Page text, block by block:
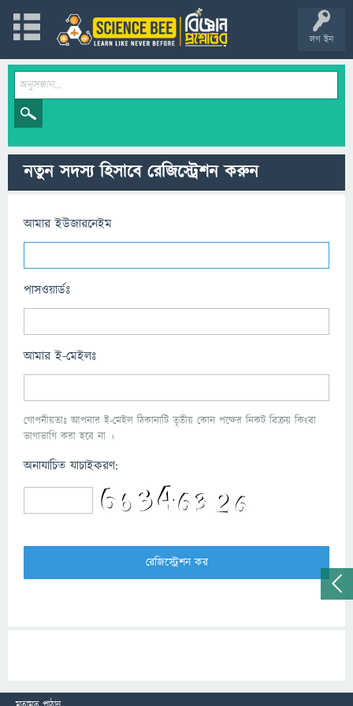
লগ ইন
নতুন সদস্য হিসাবে রেজিস্ট্রেশন করুন
আমার ইউজারনেইম
পাসওয়ার্ডঃ
আমার ই-মেইলঃ
গোপনীয়তাঃ আপনার ই-মেইল ঠিকানাটি তৃতীয় কোন পক্ষের নিকট বিক্রয় কিংবা
ভাগাভাগি করা হবে না ।
অনাযাচিত যাচাইকরণ: